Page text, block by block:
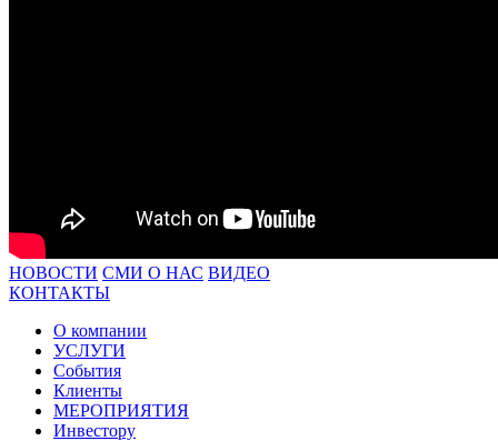
НОВОСТИ СМИ О НАС ВИДЕО
КОНТАКТЫ
О компании
УСЛУГИ
События
Клиенты
МЕРОПРИЯТИЯ
Инвестору